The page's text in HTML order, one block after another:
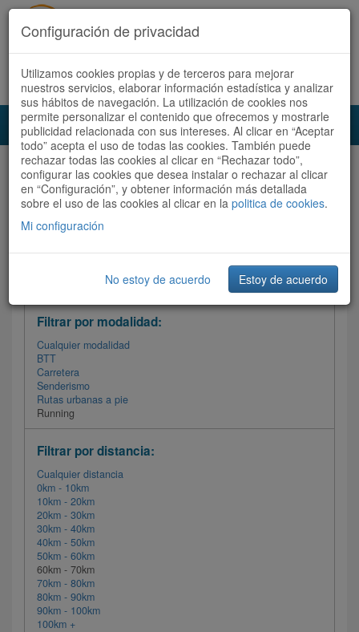
Acceder Registrate ahora Español | Català
Audioruta Todas las rutas
Todas las rutas
Ordenar por: Más recientes /
Filtrar las rutas
Filtrar por modalidad:
Cualquier modalidad
BTT
Carretera
Senderismo
Rutas urbanas a pie
Running
Filtrar por distancia:
Cualquier distancia
0km - 10km
10km - 20km
20km - 30km
30km - 40km
40km - 50km
50km - 60km
60km - 70km
70km - 80km
80km - 90km
90km - 100km
100km +
Configuración de privacidad
Utilizamos cookies propias y de terceros para mejorar
nuestros servicios, elaborar información estadística y analizar
sus hábitos de navegación. La utilización de cookies nos
permite personalizar el contenido que ofrecemos y mostrarle
publicidad relacionada con sus intereses. Al clicar en “Aceptar
todo” acepta el uso de todas las cookies. También puede
rechazar todas las cookies al clicar en “Rechazar todo”,
configurar las cookies que desea instalar o rechazar al clicar
en “Configuración”, y obtener información más detallada
sobre el uso de las cookies al clicar en la politica de cookies.
Mi configuración
No estoy de acuerdo Estoy de acuerdo